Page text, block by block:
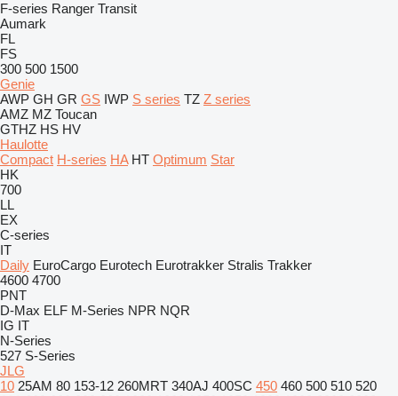
F-series Ranger Transit
Aumark
FL
FS
300 500 1500
Genie
AWP GH GR GS IWP S series TZ Z series
AMZ MZ Toucan
GTHZ HS HV
Haulotte
Compact H-series HA HT Optimum Star
HK
700
LL
EX
C-series
IT
Daily EuroCargo Eurotech Eurotrakker Stralis Trakker
4600 4700
PNT
D-Max ELF M-Series NPR NQR
IG IT
N-Series
527 S-Series
JLG
10 25AM 80 153-12 260MRT 340AJ 400SC 450 460 500 510 520